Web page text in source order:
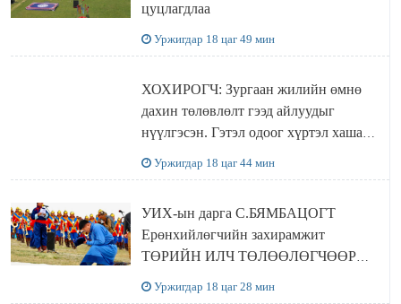
цуцлагдлаа
Уржигдар 18 цаг 49 мин
ХОХИРОГЧ: Зургаан жилийн өмнө
дахин төлөвлөлт гээд айлуудыг
нүүлгэсэн. Гэтэл одоог хүртэл хашаа
Уржигдар 18 цаг 44 мин
УИХ-ын дарга С.БЯМБАЦОГТ
Ерөнхийлөгчийн захирамжит
ТӨРИЙН ИЛЧ ТӨЛӨӨЛӨГЧӨӨР
Уржигдар 18 цаг 28 мин